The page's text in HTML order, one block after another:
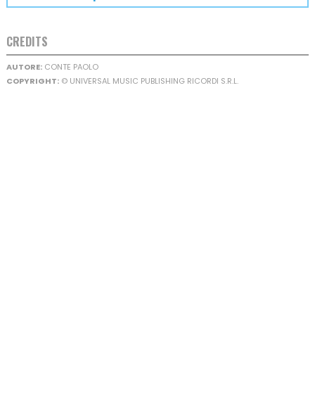
CREDITS
AUTORE:CONTE PAOLO
COPYRIGHT:© UNIVERSAL MUSIC PUBLISHING RICORDI S.R.L.